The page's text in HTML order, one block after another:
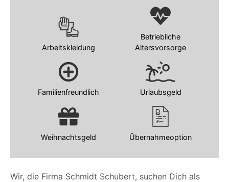
Wir, die Firma Schmidt Schubert, suchen Dich als
Arbeitskleidung
Betriebliche
Altersvorsorge
Familienfreundlich Urlaubsgeld
Weihnachtsgeld Übernahmeoption